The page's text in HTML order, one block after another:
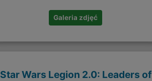
Galeria zdjęć
Star Wars Legion 2.0: Leaders of